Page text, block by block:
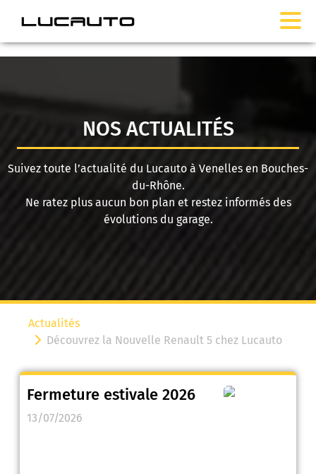
NOS ACTUALITÉS
Suivez toute l’actualité du Lucauto à Venelles en Bouches-
du-Rhône.
Ne ratez plus aucun bon plan et restez informés des
évolutions du garage.
Actualités
Découvrez la Nouvelle Renault 5 chez Lucauto
Fermeture estivale 2026
13/07/2026